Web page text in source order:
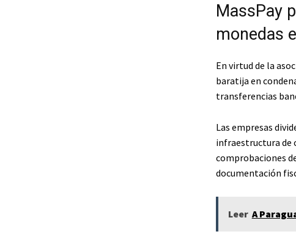
MassPay
monedas
En virtud de la
baratija en
transferencias
Las empresas
infraestructura de
comprobaciones
documentación
Leer A